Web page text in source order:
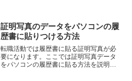
ていきます。
証明写真のデータをパソコンの履
歴書に貼りつける方法
転職活動では履歴書に貼る証明写真が必
要になります。ここでは証明写真データ
をパソコンの履歴書に貼る方法を説明し